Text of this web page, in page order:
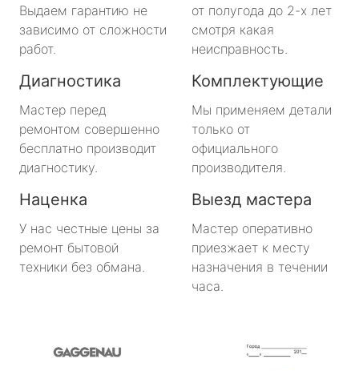
Выдаем гарантию не
зависимо от сложности
работ.
от полугода до 2-х лет
смотря какая
неисправность.
Диагностика
Мастер перед
ремонтом совершенно
бесплатно производит
диагностику.
Комплектующие
Мы применяем детали
только от
официального
производителя.
Наценка
У нас честные цены за
ремонт бытовой
техники без обмана.
Выезд мастера
Мастер оперативно
приезжает к месту
назначения в течении
часа.